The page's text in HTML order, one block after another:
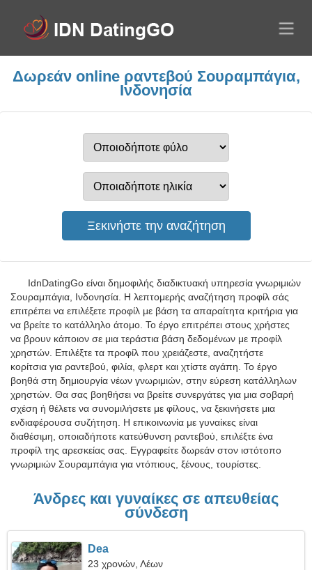
Δωρεάν online ραντεβού Σουραμπάγια,
Ινδονησία
IdnDatingGo είναι δημοφιλής διαδικτυακή υπηρεσία γνωριμιών
Σουραμπάγια, Ινδονησία. Η λεπτομερής αναζήτηση προφίλ σάς
επιτρέπει να επιλέξετε προφίλ με βάση τα απαραίτητα κριτήρια για
να βρείτε το κατάλληλο άτομο. Το έργο επιτρέπει στους χρήστες
να βρουν κάποιον σε μια τεράστια βάση δεδομένων με προφίλ
χρηστών. Επιλέξτε τα προφίλ που χρειάζεστε, αναζητήστε
κορίτσια για ραντεβού, φιλία, φλερτ και χτίστε αγάπη. Το έργο
βοηθά στη δημιουργία νέων γνωριμιών, στην εύρεση κατάλληλων
χρηστών. Θα σας βοηθήσει να βρείτε συνεργάτες για μια σοβαρή
σχέση ή θέλετε να συνομιλήσετε με φίλους, να ξεκινήσετε μια
ενδιαφέρουσα συζήτηση. Η επικοινωνία με γυναίκες είναι
διαθέσιμη, οποιαδήποτε κατεύθυνση ραντεβού, επιλέξτε ένα
προφίλ της αρεσκείας σας. Εγγραφείτε δωρεάν στον ιστότοπο
γνωριμιών Σουραμπάγια για ντόπιους, ξένους, τουρίστες.
Άνδρες και γυναίκες σε απευθείας
σύνδεση
Dea
23 χρονών, Λέων